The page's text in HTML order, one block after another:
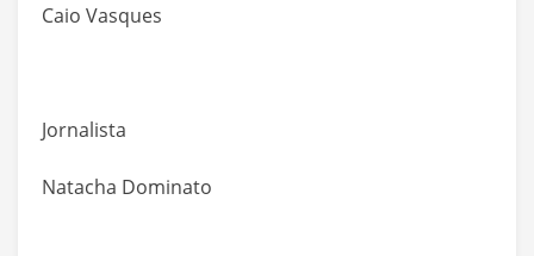
Caio Vasques
Jornalista
Natacha Dominato